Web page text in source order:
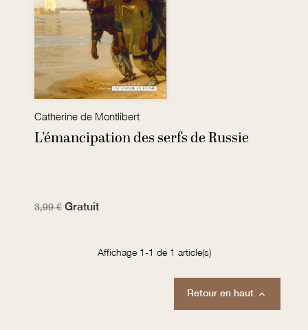
Catherine de Montlibert
L’émancipation des serfs de Russie
3,99 € Gratuit
Affichage 1-1 de 1 article(s)
Retour en haut 